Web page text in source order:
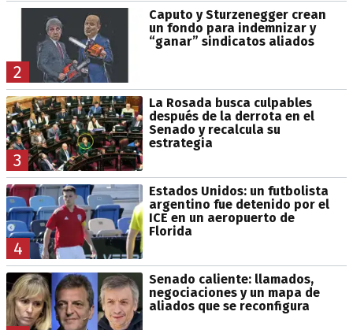
2
Caputo y Sturzenegger crean
un fondo para indemnizar y
“ganar” sindicatos aliados
3
La Rosada busca culpables
después de la derrota en el
Senado y recalcula su
estrategia
4
Estados Unidos: un futbolista
argentino fue detenido por el
ICE en un aeropuerto de
Florida
Senado caliente: llamados,
negociaciones y un mapa de
aliados que se reconfigura